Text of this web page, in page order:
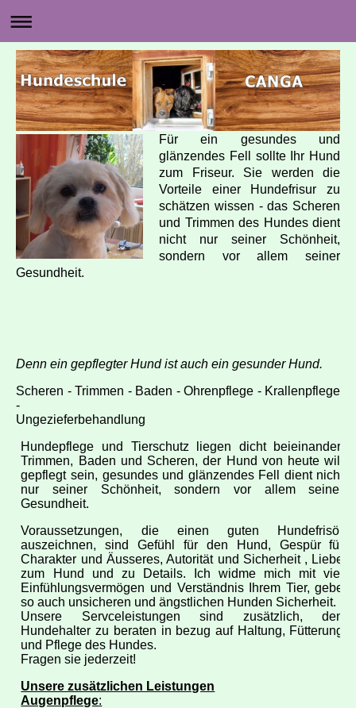
Für ein gesundes und
glänzendes Fell sollte Ihr Hund
zum Friseur. Sie werden die
Vorteile einer Hundefrisur zu
schätzen wissen - das Scheren
und Trimmen des Hundes dient
nicht nur seiner Schönheit,
sondern vor allem seiner
Gesundheit.
Denn ein gepflegter Hund ist auch ein gesunder Hund.
Scheren - Trimmen - Baden - Ohrenpflege - Krallenpflege
-
Ungezieferbehandlung
Hundepflege und Tierschutz liegen dicht beieinander.
Trimmen, Baden und Scheren, der Hund von heute will
gepflegt sein, gesundes und glänzendes Fell dient nicht
nur seiner Schönheit, sondern vor allem seiner
Gesundheit.
Voraussetzungen, die einen guten Hundefrisör
auszeichnen, sind Gefühl für den Hund, Gespür für
Charakter und Äusseres, Autorität und Sicherheit , Liebe
zum Hund und zu Details. Ich widme mich mit viel
Einfühlungsvermögen und Verständnis Ihrem Tier, gebe
so auch unsicheren und ängstlichen Hunden Sicherheit.
Unsere Servceleistungen sind zusätzlich, den
Hundehalter zu beraten in bezug auf Haltung, Fütterung
und Pflege des Hundes.
Fragen sie jederzeit!
Unsere zusätzlichen Leistungen
Augenpflege: